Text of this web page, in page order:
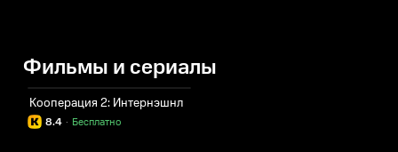
Фильмы и сериалы
Кооперация 2: Интернэшнл
8.4 Бесплатно
·